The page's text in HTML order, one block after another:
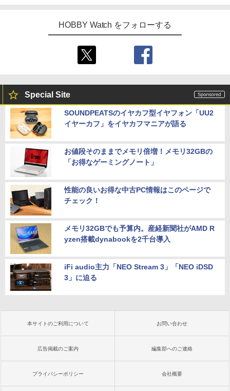
HOBBY Watch をフォローする
Special Site
SOUNDPEATSのイヤカフ型イヤフォン「UU2
イヤーカフ」をイヤカフマニアが語る
お値段そのままでメモリ倍増！メモリ32GBの
「お得なゲーミングノート」
性能の良いお得な中古PC情報はこのページで
チェック！
メモリ32GBでも予算内。産経新聞社がAMD R
yzen搭載dynabookを2千台導入
iFi audio主力「NEO Stream 3」「NEO iDSD
3」に迫る
本サイトのご利用について お問い合わせ
広告掲載のご案内 編集部へのご連絡
プライバシーポリシー 会社概要